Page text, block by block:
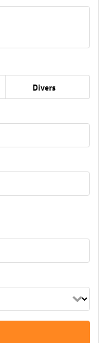
Divers